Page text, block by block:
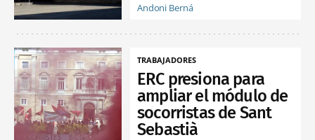
Andoni Berná
TRABAJADORES
ERC presiona para
ampliar el módulo de
socorristas de Sant
Sebastià